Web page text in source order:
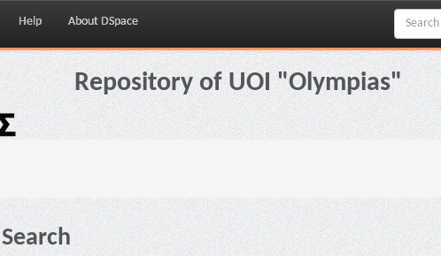
Help About DSpace
Repository of UOI "Olympias"
Search